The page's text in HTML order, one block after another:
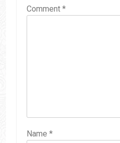
Comment *
Name *